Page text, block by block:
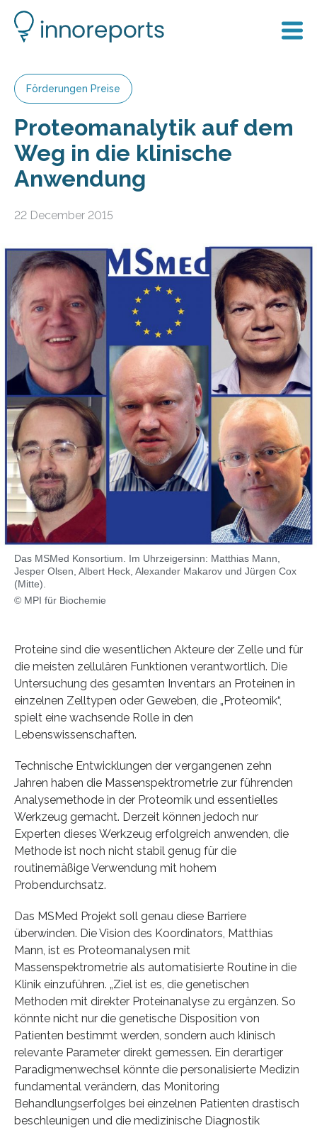
Förderungen Preise
Proteomanalytik auf dem
Weg in die klinische
Anwendung
22 December 2015
Das MSMed Konsortium. Im Uhrzeigersinn: Matthias Mann,
Jesper Olsen, Albert Heck, Alexander Makarov und Jürgen Cox
(Mitte).
© MPI für Biochemie
Proteine sind die wesentlichen Akteure der Zelle und für
die meisten zellulären Funktionen verantwortlich. Die
Untersuchung des gesamten Inventars an Proteinen in
einzelnen Zelltypen oder Geweben, die „Proteomik“,
spielt eine wachsende Rolle in den
Lebenswissenschaften.
Technische Entwicklungen der vergangenen zehn
Jahren haben die Massenspektrometrie zur führenden
Analysemethode in der Proteomik und essentielles
Werkzeug gemacht. Derzeit können jedoch nur
Experten dieses Werkzeug erfolgreich anwenden, die
Methode ist noch nicht stabil genug für die
routinemäßige Verwendung mit hohem
Probendurchsatz.
Das MSMed Projekt soll genau diese Barriere
überwinden. Die Vision des Koordinators, Matthias
Mann, ist es Proteomanalysen mit
Massenspektrometrie als automatisierte Routine in die
Klinik einzuführen. „Ziel ist es, die genetischen
Methoden mit direkter Proteinanalyse zu ergänzen. So
könnte nicht nur die genetische Disposition von
Patienten bestimmt werden, sondern auch klinisch
relevante Parameter direkt gemessen. Ein derartiger
Paradigmenwechsel könnte die personalisierte Medizin
fundamental verändern, das Monitoring
Behandlungserfolges bei einzelnen Patienten drastisch
beschleunigen und die medizinische Diagnostik